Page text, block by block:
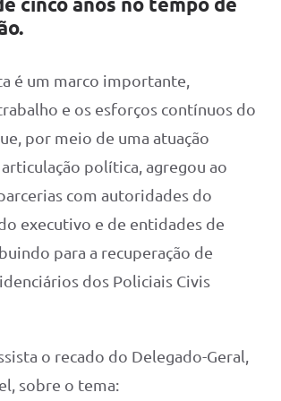
é um marco importante,
e os esforços contínuos do
por meio de uma atuação
política, agregou ao
com autoridades do
executivo e de entidades de
para a recuperação de
dos Policiais Civis
o recado do Delegado-Geral,
sobre o tema: